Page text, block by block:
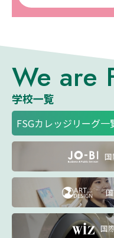
We are
学校一覧
FSGカレッジリーグ一
国